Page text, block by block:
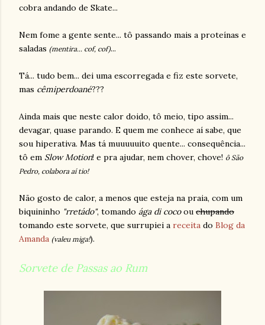
cobra andando de Skate...
Nem fome a gente sente... tô passando mais a proteínas e
saladas (mentira... cof, cof)...
Tá... tudo bem... dei uma escorregada e fiz este sorvete,
mas cêmiperdoané???
Ainda mais que neste calor doido, tô meio, tipo assim...
devagar, quase parando. E quem me conhece aí sabe, que
sou hiperativa. Mas tá muuuuuito quente... consequência...
tô em Slow Motion! e pra ajudar, nem chover, chove! ô São
Pedro, colabora aí tio!
Não gosto de calor, a menos que esteja na praia, com um
biquininho "rretádo", tomando ága di cocoou chupando
tomando este sorvete, que surrupiei a receita do Blog da
Amanda (valeu miga!).
Sorvete de Passas ao Rum